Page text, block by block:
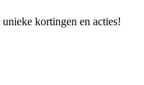
kortingen en acties!